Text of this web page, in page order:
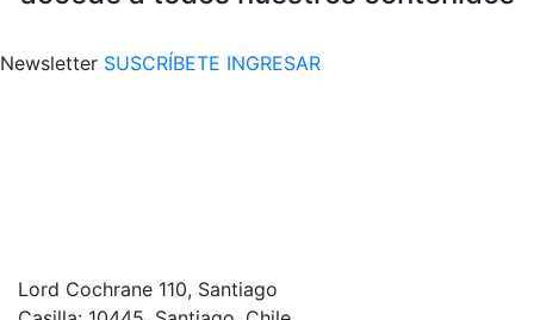
Newsletter SUSCRÍBETE INGRESAR
Lord Cochrane 110, Santiago